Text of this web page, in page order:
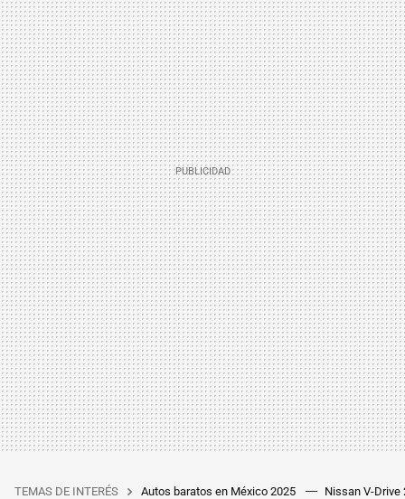
TEMAS DE INTERÉS Autos baratos en México 2025 Nissan V-Drive